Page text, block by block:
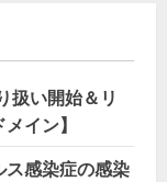
扱い開始＆リ
イン】
ス感染症の感染